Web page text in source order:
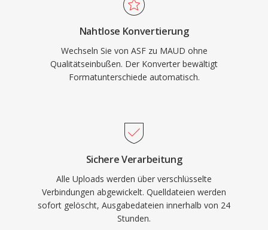
Nahtlose Konvertierung
Wechseln Sie von ASF zu MAUD ohne
Qualitätseinbußen. Der Konverter bewältigt
Formatunterschiede automatisch.
Sichere Verarbeitung
Alle Uploads werden über verschlüsselte
Verbindungen abgewickelt. Quelldateien werden
sofort gelöscht, Ausgabedateien innerhalb von 24
Stunden.